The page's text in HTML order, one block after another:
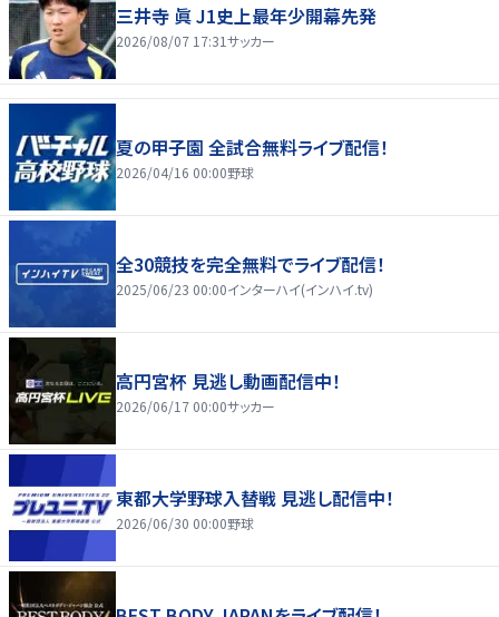
三井寺 眞 J1史上最年少開幕先発
2026/08/07 17:31サッカー
夏の甲子園 全試合無料ライブ配信！
2026/04/16 00:00野球
全30競技を完全無料でライブ配信！
2025/06/23 00:00インターハイ(インハイ.tv)
高円宮杯 見逃し動画配信中！
2026/06/17 00:00サッカー
東都大学野球入替戦 見逃し配信中！
2026/06/30 00:00野球